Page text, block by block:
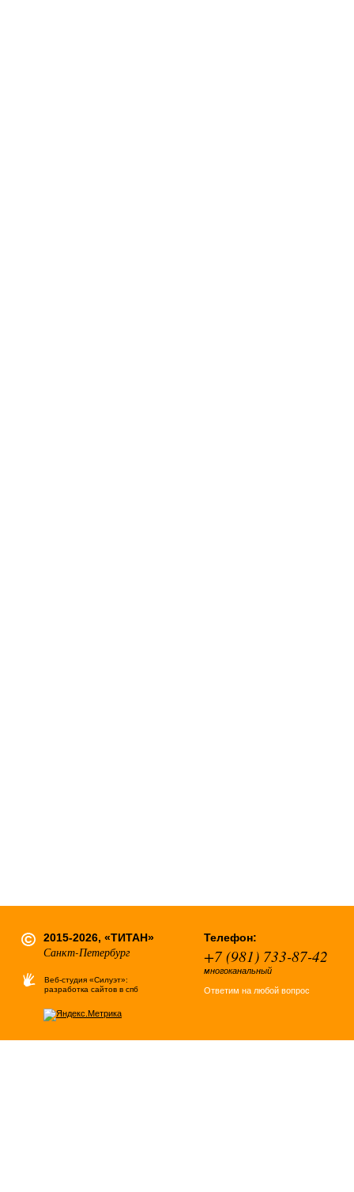
2015-2026, «ТИТАН»
Санкт-Петербург
Веб-студия «Силуэт»:
разработка сайтов в спб
Телефон:
+7 (981) 733-87-42
многоканальный
Ответим на любой вопрос